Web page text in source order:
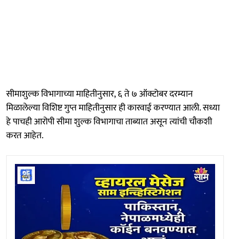
सीमाशुल्क विभागाच्या माहितीनुसार, ६ ते ७ ऑक्टोबर दरम्यान
मिळालेल्या विशिष्ट गुप्त माहितीनुसार ही कारवाई करण्यात आली. सध्या
हे पाचही आरोपी सीमा शुल्क विभागाचा ताब्यात असून त्यांची चौकशी
करत आहेत.